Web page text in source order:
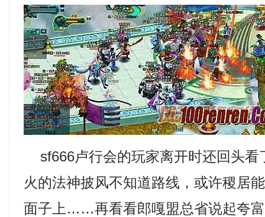
sf666卢行会的玩家离开时还回头
火的法神披风不知道路线，或许稷居
面子上……再看看郎嘎盟总省说起夸